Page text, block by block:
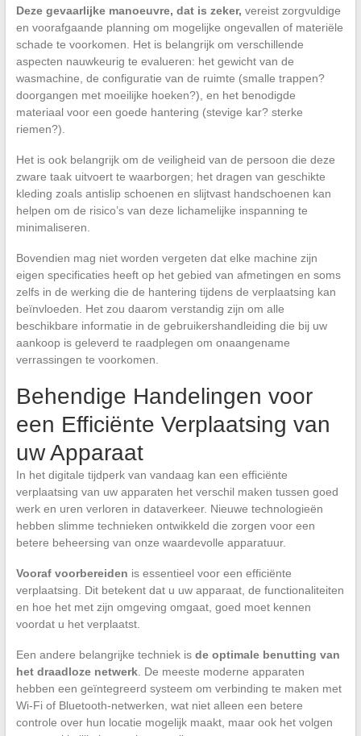
Deze gevaarlijke manoeuvre, dat is zeker, vereist zorgvuldige
en voorafgaande planning om mogelijke ongevallen of materiële
schade te voorkomen. Het is belangrijk om verschillende
aspecten nauwkeurig te evalueren: het gewicht van de
wasmachine, de configuratie van de ruimte (smalle trappen?
doorgangen met moeilijke hoeken?), en het benodigde
materiaal voor een goede hantering (stevige kar? sterke
riemen?).
Het is ook belangrijk om de veiligheid van de persoon die deze
zware taak uitvoert te waarborgen; het dragen van geschikte
kleding zoals antislip schoenen en slijtvast handschoenen kan
helpen om de risico’s van deze lichamelijke inspanning te
minimaliseren.
Bovendien mag niet worden vergeten dat elke machine zijn
eigen specificaties heeft op het gebied van afmetingen en soms
zelfs in de werking die de hantering tijdens de verplaatsing kan
beïnvloeden. Het zou daarom verstandig zijn om alle
beschikbare informatie in de gebruikershandleiding die bij uw
aankoop is geleverd te raadplegen om onaangename
verrassingen te voorkomen.
Behendige Handelingen voor
een Efficiënte Verplaatsing van
uw Apparaat
In het digitale tijdperk van vandaag kan een efficiënte
verplaatsing van uw apparaten het verschil maken tussen goed
werk en uren verloren in dataverkeer. Nieuwe technologieën
hebben slimme technieken ontwikkeld die zorgen voor een
betere beheersing van onze waardevolle apparatuur.
Vooraf voorbereiden is essentieel voor een efficiënte
verplaatsing. Dit betekent dat u uw apparaat, de functionaliteiten
en hoe het met zijn omgeving omgaat, goed moet kennen
voordat u het verplaatst.
Een andere belangrijke techniek is de optimale benutting van
het draadloze netwerk. De meeste moderne apparaten
hebben een geïntegreerd systeem om verbinding te maken met
Wi-Fi of Bluetooth-netwerken, wat niet alleen een betere
controle over hun locatie mogelijk maakt, maar ook het volgen